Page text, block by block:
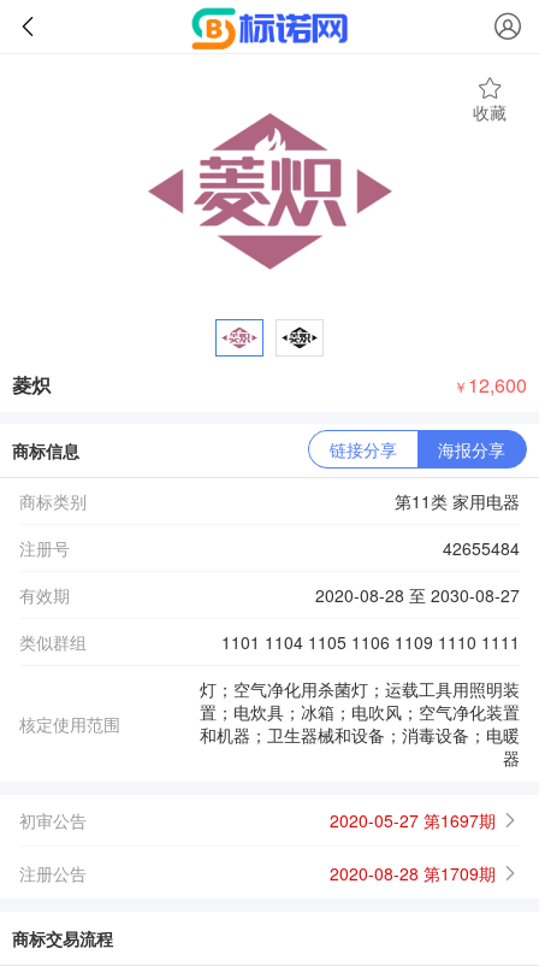
收藏
菱炽 ￥ 12,600
商标信息 链接分享 海报分享
商标类别
第11类 家用电器
注册号
42655484
有效期
2020-08-28 至 2030-08-27
类似群组
1101 1104 1105 1106 1109 1110 1111
核定使用范围
灯；空气净化用杀菌灯；运载工具用照明装
置；电炊具；冰箱；电吹风；空气净化装置
和机器；卫生器械和设备；消毒设备；电暖
器
初审公告 2020-05-27 第1697期
注册公告 2020-08-28 第1709期
商标交易流程